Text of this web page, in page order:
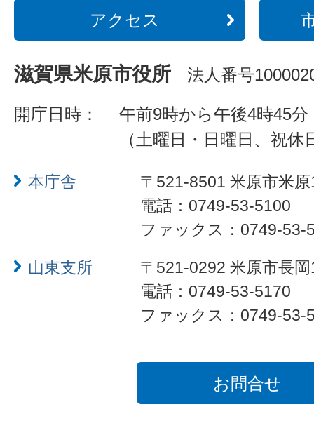
アクセス
滋賀県米原市役所 法人番号
開庁日時：
午前9時から午後4時45分
（土曜日・日曜日、祝
本庁舎
〒521-8501 米原市米
電話：0749-53-5100
ファックス：0749-53-
山東支所
〒521-0292 米原市長
電話：0749-53-5170
ファックス：0749-53-
お問合せ